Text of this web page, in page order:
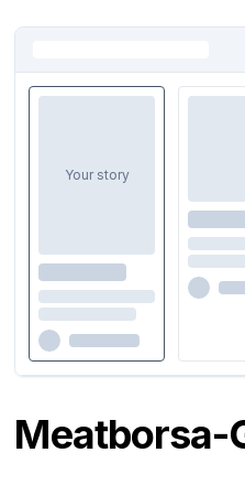
Your story
Meatborsa-